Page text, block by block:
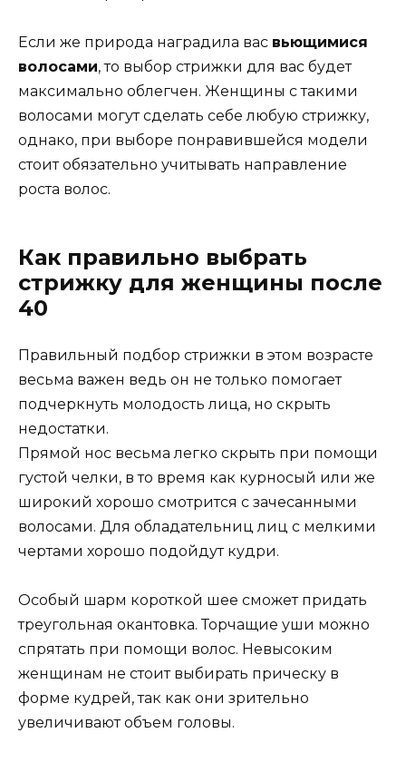
Если же природа наградила вас вьющимися
волосами, то выбор стрижки для вас будет
максимально облегчен. Женщины с такими
волосами могут сделать себе любую стрижку,
однако, при выборе понравившейся модели
стоит обязательно учитывать направление
роста волос.
Как правильно выбрать
стрижку для женщины после
40
Правильный подбор стрижки в этом возрасте
весьма важен ведь он не только помогает
подчеркнуть молодость лица, но скрыть
недостатки.
Прямой нос весьма легко скрыть при помощи
густой челки, в то время как курносый или же
широкий хорошо смотрится с зачесанными
волосами. Для обладательниц лиц с мелкими
чертами хорошо подойдут кудри.
Особый шарм короткой шее сможет придать
треугольная окантовка. Торчащие уши можно
спрятать при помощи волос. Невысоким
женщинам не стоит выбирать прическу в
форме кудрей, так как они зрительно
увеличивают объем головы.